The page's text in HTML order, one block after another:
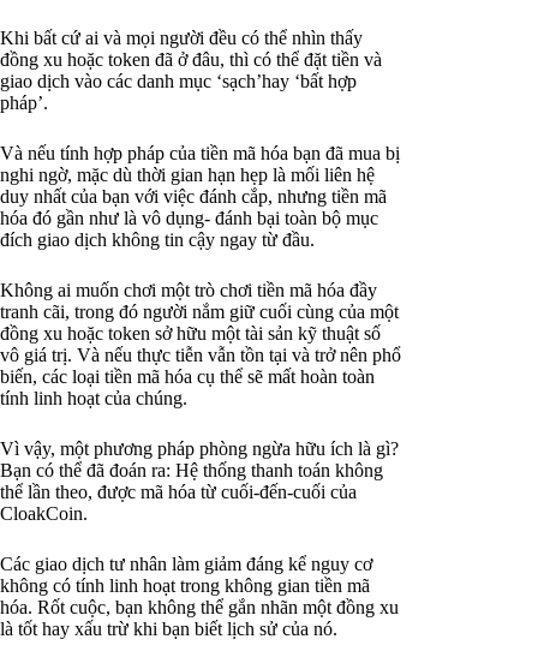
Khi bất cứ ai và mọi người đều có thể nhìn thấy
đồng xu hoặc token đã ở đâu, thì có thể đặt tiền và
giao dịch vào các danh mục ‘sạch’hay ‘bất hợp
pháp’.
Và nếu tính hợp pháp của tiền mã hóa bạn đã mua bị
nghi ngờ, mặc dù thời gian hạn hẹp là mối liên hệ
duy nhất của bạn với việc đánh cắp, nhưng tiền mã
hóa đó gần như là vô dụng- đánh bại toàn bộ mục
đích giao dịch không tin cậy ngay từ đầu.
Không ai muốn chơi một trò chơi tiền mã hóa đầy
tranh cãi, trong đó người nắm giữ cuối cùng của một
đồng xu hoặc token sở hữu một tài sản kỹ thuật số
vô giá trị. Và nếu thực tiễn vẫn tồn tại và trở nên phổ
biến, các loại tiền mã hóa cụ thể sẽ mất hoàn toàn
tính linh hoạt của chúng.
Vì vậy, một phương pháp phòng ngừa hữu ích là gì?
Bạn có thể đã đoán ra: Hệ thống thanh toán không
thể lần theo, được mã hóa từ cuối-đến-cuối của
CloakCoin.
Các giao dịch tư nhân làm giảm đáng kể nguy cơ
không có tính linh hoạt trong không gian tiền mã
hóa. Rốt cuộc, bạn không thể gắn nhãn một đồng xu
là tốt hay xấu trừ khi bạn biết lịch sử của nó.